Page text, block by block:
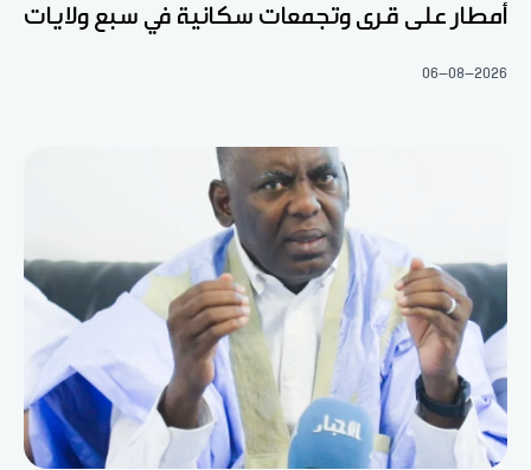
أمطار على قرى وتجمعات سكانية في سبع ولايات
06-08-2026